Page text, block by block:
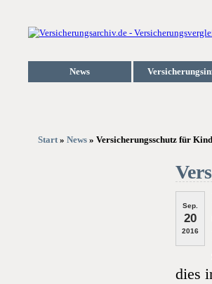
News
Start» News » Versicherungsschutz für
Sep.
20
2016
dies